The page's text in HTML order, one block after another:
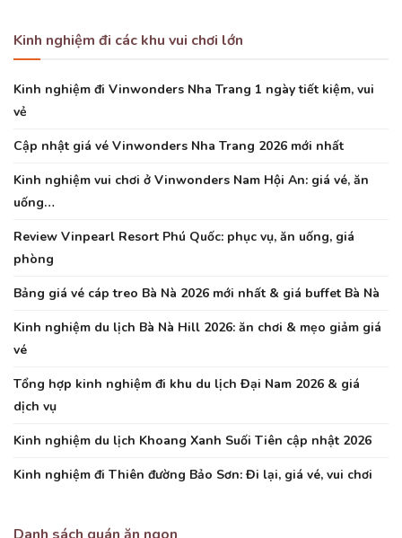
Kinh nghiệm đi các khu vui chơi lớn
Kinh nghiệm đi Vinwonders Nha Trang 1 ngày tiết kiệm, vui
vẻ
Cập nhật giá vé Vinwonders Nha Trang 2026 mới nhất
Kinh nghiệm vui chơi ở Vinwonders Nam Hội An: giá vé, ăn
uống…
Review Vinpearl Resort Phú Quốc: phục vụ, ăn uống, giá
phòng
Bảng giá vé cáp treo Bà Nà 2026 mới nhất & giá buffet Bà Nà
Kinh nghiệm du lịch Bà Nà Hill 2026: ăn chơi & mẹo giảm giá
vé
Tổng hợp kinh nghiệm đi khu du lịch Đại Nam 2026 & giá
dịch vụ
Kinh nghiệm du lịch Khoang Xanh Suối Tiên cập nhật 2026
Kinh nghiệm đi Thiên đường Bảo Sơn: Đi lại, giá vé, vui chơi